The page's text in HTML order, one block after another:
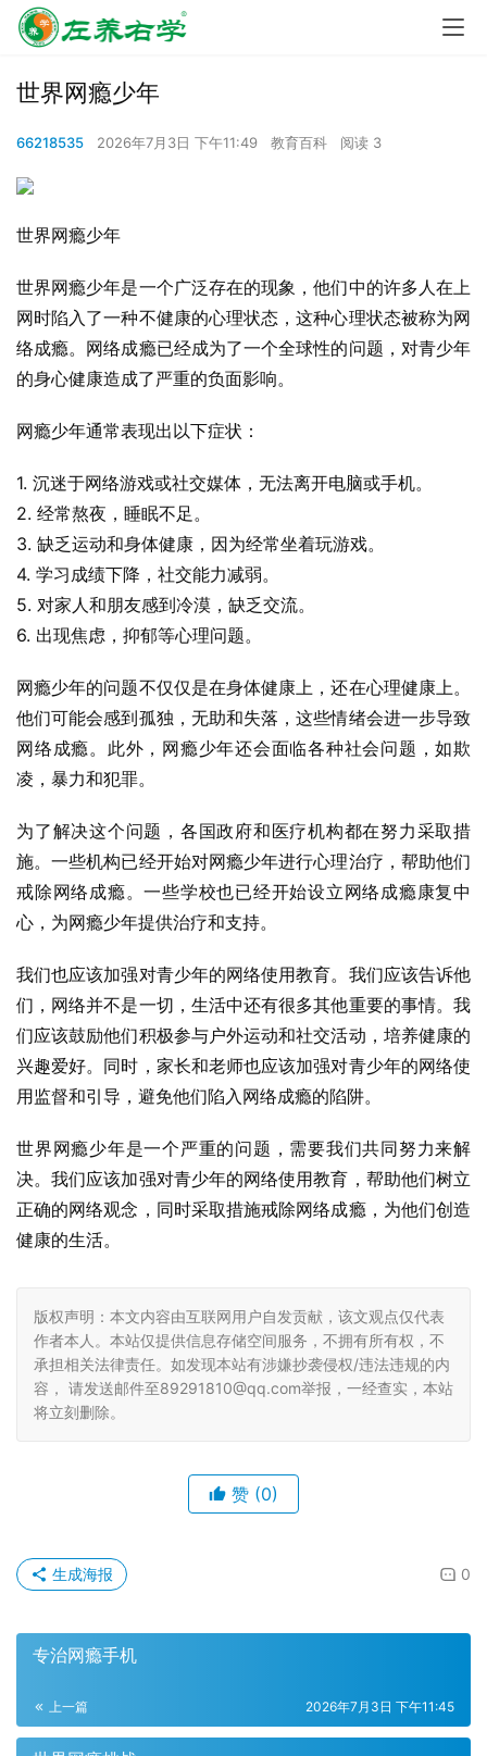
世界网瘾少年
66218535 2026年7月3日 下午11:49 教育百科 阅读 3
世界网瘾少年
世界网瘾少年是一个广泛存在的现象，他们中的许多人在上
网时陷入了一种不健康的心理状态，这种心理状态被称为网
络成瘾。网络成瘾已经成为了一个全球性的问题，对青少年
的身心健康造成了严重的负面影响。
网瘾少年通常表现出以下症状：
1. 沉迷于网络游戏或社交媒体，无法离开电脑或手机。
2. 经常熬夜，睡眠不足。
3. 缺乏运动和身体健康，因为经常坐着玩游戏。
4. 学习成绩下降，社交能力减弱。
5. 对家人和朋友感到冷漠，缺乏交流。
6. 出现焦虑，抑郁等心理问题。
网瘾少年的问题不仅仅是在身体健康上，还在心理健康上。
他们可能会感到孤独，无助和失落，这些情绪会进一步导致
网络成瘾。此外，网瘾少年还会面临各种社会问题，如欺
凌，暴力和犯罪。
为了解决这个问题，各国政府和医疗机构都在努力采取措
施。一些机构已经开始对网瘾少年进行心理治疗，帮助他们
戒除网络成瘾。一些学校也已经开始设立网络成瘾康复中
心，为网瘾少年提供治疗和支持。
我们也应该加强对青少年的网络使用教育。我们应该告诉他
们，网络并不是一切，生活中还有很多其他重要的事情。我
们应该鼓励他们积极参与户外运动和社交活动，培养健康的
兴趣爱好。同时，家长和老师也应该加强对青少年的网络使
用监督和引导，避免他们陷入网络成瘾的陷阱。
世界网瘾少年是一个严重的问题，需要我们共同努力来解
决。我们应该加强对青少年的网络使用教育，帮助他们树立
正确的网络观念，同时采取措施戒除网络成瘾，为他们创造
健康的生活。
版权声明：本文内容由互联网用户自发贡献，该文观点仅代表
作者本人。本站仅提供信息存储空间服务，不拥有所有权，不
承担相关法律责任。如发现本站有涉嫌抄袭侵权/违法违规的内
容， 请发送邮件至89291810@qq.com举报，一经查实，本站
将立刻删除。
赞 (0)
0
生成海报
专治网瘾手机
上一篇 2026年7月3日 下午11:45